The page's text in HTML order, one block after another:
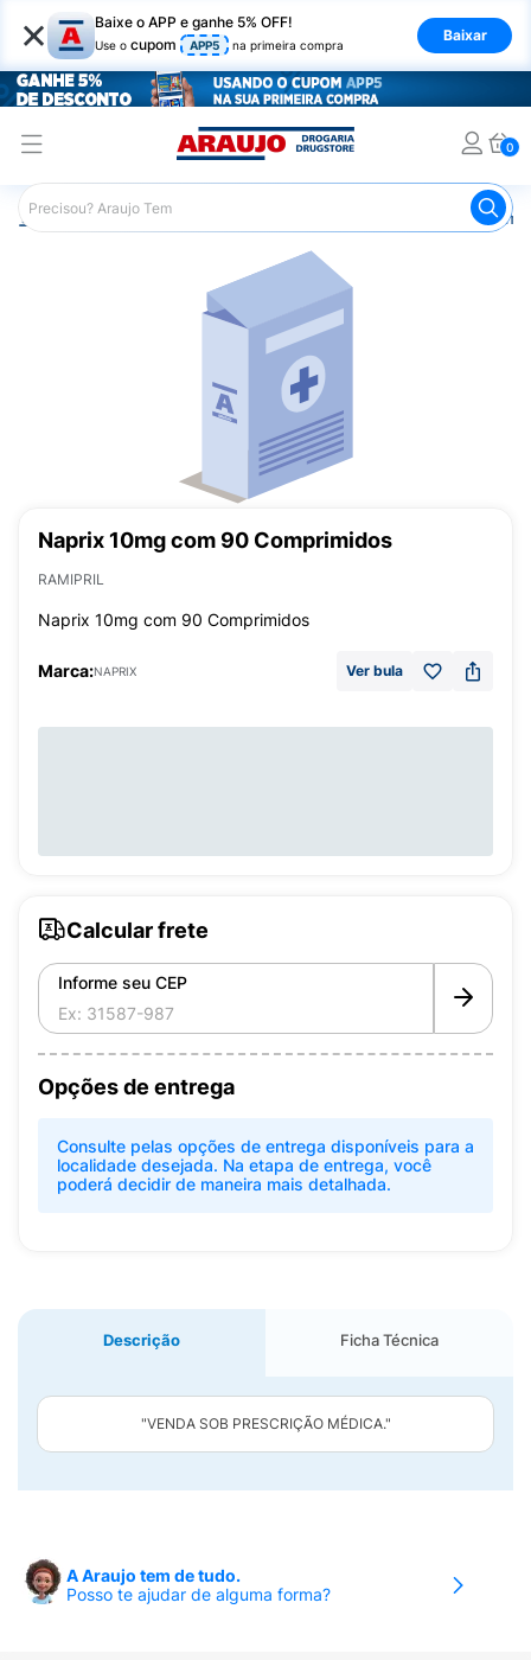
× Baixe o APP e ganhe 5% OFF!
Use o cupom APP5 na primeira compra
Baixar
0
Araujo Medicamentos
Naprix 10mg com 90 Comprimidos
RAMIPRIL
Naprix 10mg com 90 Comprimidos
Marca:NAPRIX Ver bula
Calcular frete
Informe seu CEP
Opções de entrega
Consulte pelas opções de entrega disponíveis para a
localidade desejada. Na etapa de entrega, você
poderá decidir de maneira mais detalhada.
Descrição Ficha Técnica
"VENDA SOB PRESCRIÇÃO MÉDICA."
A Araujo tem de tudo.
Posso te ajudar de alguma forma?